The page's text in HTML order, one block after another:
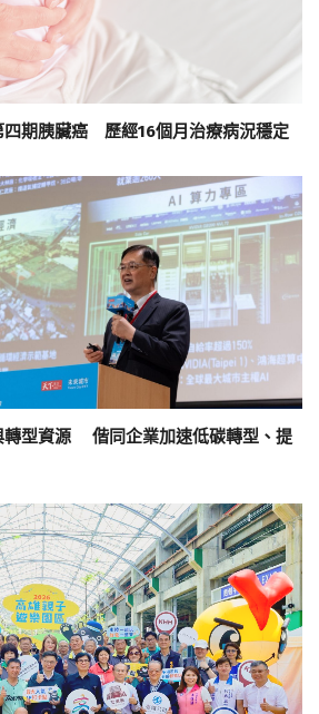
四期胰臟癌 歷經16個月治療病況穩定
轉型資源 偕同企業加速低碳轉型、提